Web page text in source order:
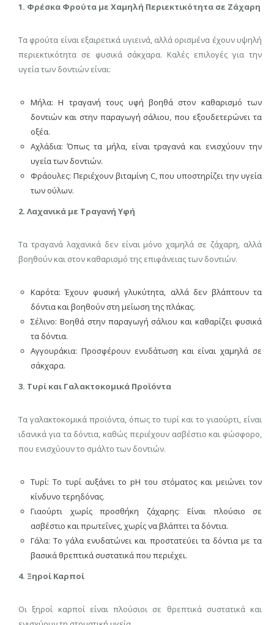
1. Φρέσκα Φρούτα με Χαμηλή Περιεκτικότητα σε Ζάχαρη
Τα φρούτα είναι εξαιρετικά υγιεινά, αλλά ορισμένα έχουν υψηλή
περιεκτικότητα σε φυσικά σάκχαρα. Καλές επιλογές για την
υγεία των δοντιών είναι:
Μήλα: Η τραγανή τους υφή βοηθά στον καθαρισμό των
δοντιών και στην παραγωγή σάλιου, που εξουδετερώνει τα
οξέα.
Αχλάδια: Όπως τα μήλα, είναι τραγανά και ενισχύουν την
υγεία των δοντιών.
Φράουλες: Περιέχουν βιταμίνη C, που υποστηρίζει την υγεία
των ούλων.
2. Λαχανικά με Τραγανή Υφή
Τα τραγανά λαχανικά δεν είναι μόνο χαμηλά σε ζάχαρη, αλλά
βοηθούν και στον καθαρισμό της επιφάνειας των δοντιών.
Καρότα: Έχουν φυσική γλυκύτητα, αλλά δεν βλάπτουν τα
δόντια και βοηθούν στη μείωση της πλάκας.
Σέλινο: Βοηθά στην παραγωγή σάλιου και καθαρίζει φυσικά
τα δόντια.
Αγγουράκια: Προσφέρουν ενυδάτωση και είναι χαμηλά σε
σάκχαρα.
3. Τυρί και Γαλακτοκομικά Προϊόντα
Τα γαλακτοκομικά προϊόντα, όπως το τυρί και το γιαούρτι, είναι
ιδανικά για τα δόντια, καθώς περιέχουν ασβέστιο και φώσφορο,
που ενισχύουν το σμάλτο των δοντιών.
Τυρί: Το τυρί αυξάνει το pH του στόματος και μειώνει τον
κίνδυνο τερηδόνας.
Γιαούρτι χωρίς προσθήκη ζάχαρης: Είναι πλούσιο σε
ασβέστιο και πρωτεΐνες, χωρίς να βλάπτει τα δόντια.
Γάλα: Το γάλα ενυδατώνει και προστατεύει τα δόντια με τα
βασικά θρεπτικά συστατικά που περιέχει.
4. Ξηροί Καρποί
Οι ξηροί καρποί είναι πλούσιοι σε θρεπτικά συστατικά και